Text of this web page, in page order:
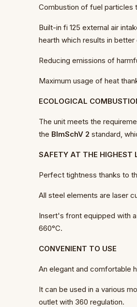
Combustion of fuel particles
Built-in fi 125 external air
hearth which results in
Reducing emissions of
Maximum usage of heat
ECOLOGICAL
The unit meets the
the BImSchV 2 standard,
SAFETY AT THE HIGHEST
Perfect tightness thanks to
All steel elements are laser
Insert's front equipped with
660°C.
CONVENIENT TO USE
An elegant and comfortable
It can be used in a various
outlet with 360 regulation.